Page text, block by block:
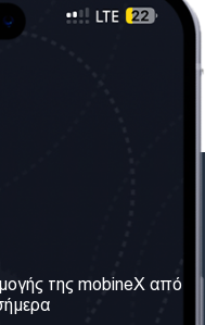
Όροι & Προϋποθέσεις
Απορρήτου
της mobineX από